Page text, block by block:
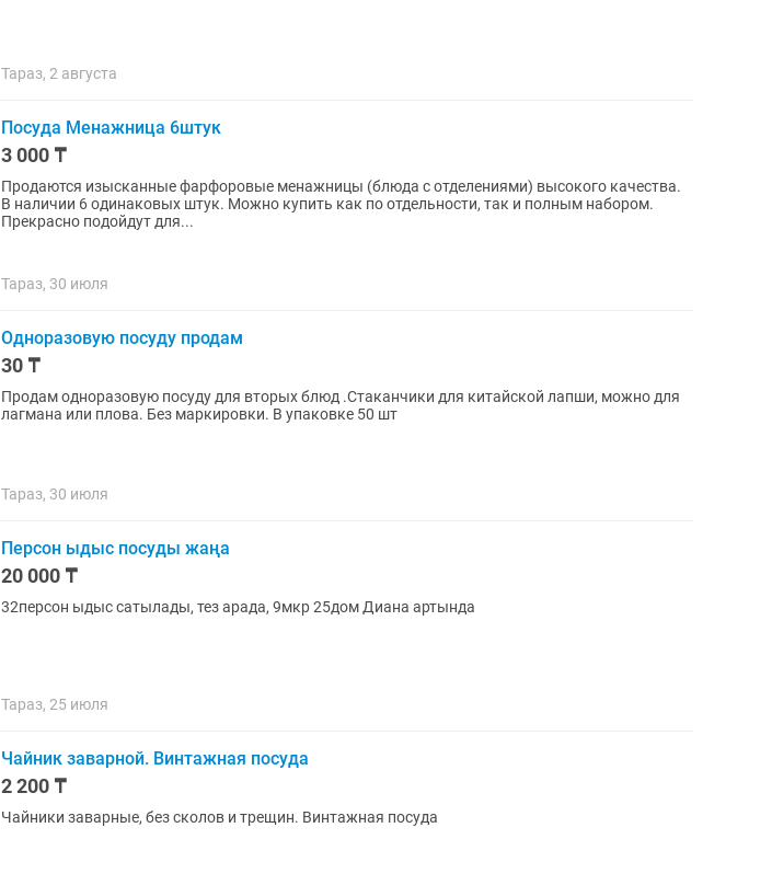
Тараз, 2 августа
Посуда Менажница 6штук
3 000 ₸
Продаются изысканные фарфоровые менажницы (блюда с отделениями) высокого качества.
В наличии 6 одинаковых штук. Можно купить как по отдельности, так и полным набором.
Прекрасно подойдут для...
Тараз, 30 июля
Одноразовую посуду продам
30 ₸
Продам одноразовую посуду для вторых блюд .Стаканчики для китайской лапши, можно для
лагмана или плова. Без маркировки. В упаковке 50 шт
Тараз, 30 июля
Персон ыдыс посуды жаңа
20 000 ₸
32персон ыдыс сатылады, тез арада, 9мкр 25дом Диана артында
Тараз, 25 июля
Чайник заварной. Винтажная посуда
2 200 ₸
Чайники заварные, без сколов и трещин. Винтажная посуда